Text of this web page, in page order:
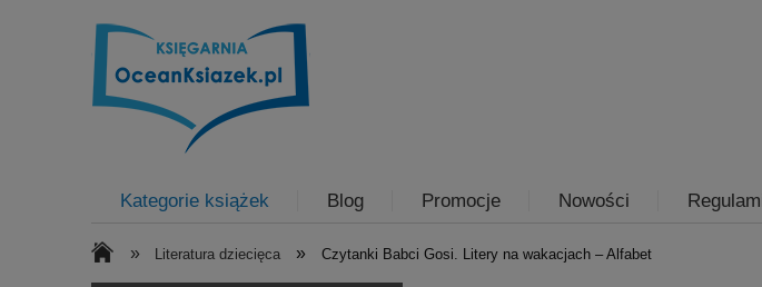
Kategorie książek Blog Promocje Nowości
» Literatura dziecięca » Czytanki Babci Gosi. Litery na wakacjach – Alfabet